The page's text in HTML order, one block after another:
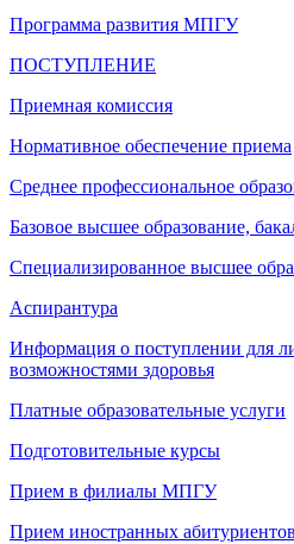
Программа развития МПГУ
ПОСТУПЛЕНИЕ
Приемная комиссия
Нормативное обеспечение приема
Среднее профессиональное
Базовое высшее образование,
Специализированное высшее
Аспирантура
Информация о поступлении для
возможностями здоровья
Платные образовательные услуги
Подготовительные курсы
Прием в филиалы МПГУ
Прием иностранных абитуриентов